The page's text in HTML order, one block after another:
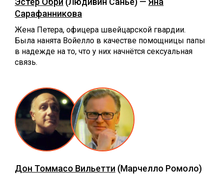
Сарафанникова
Жена Петера, офицера швейцарской гвардии.
Была нанята Войелло в качестве помощницы папы
в надежде на то, что у них начнётся сексуальная
связь.
Дон Томмасо Вильетти (Марчелло Ромоло)